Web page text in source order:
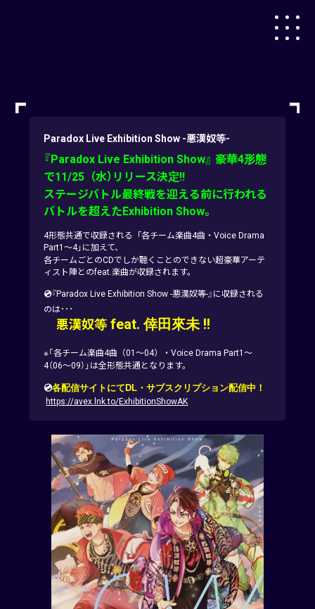
Paradox Live Exhibition Show -悪漢奴等-
『Paradox Live Exhibition Show』 豪華4形態
で11/25（水）リリース決定!!
ステージバトル最終戦を迎える前に行われる
バトルを超えたExhibition Show。
4形態共通で収録される「各チーム楽曲4曲・Voice Drama
Part1～4」に加えて、
各チームごとのCDでしか聴くことのできない超豪華アーテ
ィスト陣とのfeat.楽曲が収録されます。
💿『Paradox Live Exhibition Show -悪漢奴等-』に収録される
のは･･･
悪漢奴等 feat.倖田來未 !!
※「各チーム楽曲4曲（01～04）・Voice Drama Part1～
4（06～09）」は全形態共通となります。
💿各配信サイトにてDL・サブスクリプション配信中！
https://avex.lnk.to/ExhibitionShowAK